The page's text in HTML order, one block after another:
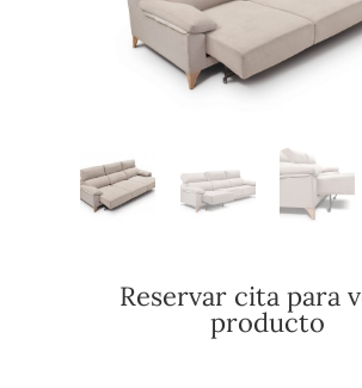
Reservar cita para
producto